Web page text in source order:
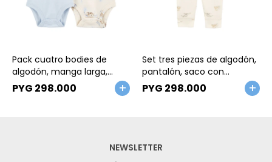
Pack cuatro bodies de
algodón, manga larga,
diseño perros
PYG 298.000
Set tres piezas de algodón,
pantalón, saco con
capucha y body, diseño
PYG 298.000
NEWSLETTER